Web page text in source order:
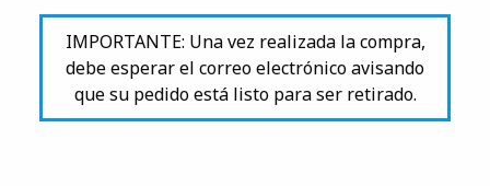
IMPORTANTE: Una vez realizada la compra,
debe esperar el correo electrónico avisando
que su pedido está listo para ser retirado.